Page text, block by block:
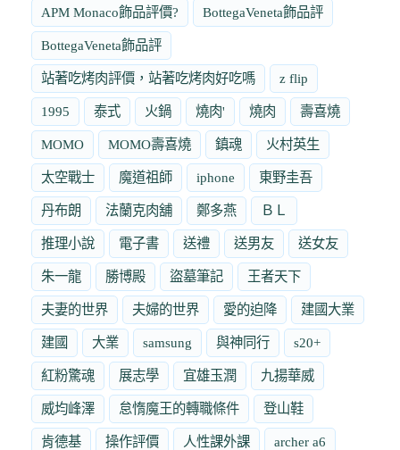
APM Monaco飾品評價? BottegaVeneta飾品評
BottegaVeneta飾品評
站著吃烤肉評價，站著吃烤肉好吃嗎 z flip
1995 泰式 火鍋 燒肉' 燒肉 壽喜燒
MOMO MOMO壽喜燒 鎮魂 火村英生
太空戰士 魔道祖師 iphone 東野圭吾
丹布朗 法蘭克肉舖 鄭多燕 ＢＬ
推理小說 電子書 送禮 送男友 送女友
朱一龍 勝博殿 盜墓筆記 王者天下
夫妻的世界 夫婦的世界 愛的迫降 建國大業
建國 大業 samsung 與神同行 s20+
紅粉驚魂 展志學 宜雄玉潤 九揚華威
威均峰澤 怠惰魔王的轉職條件 登山鞋
肯德基 操作評價 人性課外課 archer a6